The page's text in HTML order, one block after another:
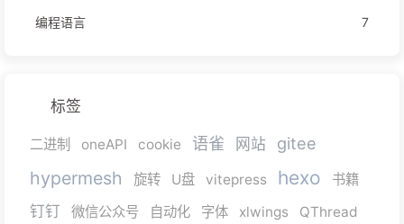
编程语言
7
标签
二进制 oneAPI cookie 语雀 网站 gitee
hypermesh 旋转 U盘 vitepress hexo 书籍
钉钉 微信公众号 自动化 字体 xlwings
QThread